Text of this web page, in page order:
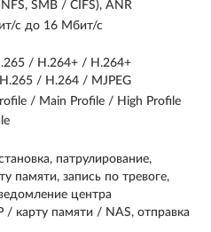
SMB / CIFS), ANR
с до 16 Мбит/с
/ H.264+ / H.264+
/ H.264 / MJPEG
/ Main Profile / High Profile
патрулирование,
памяти, запись по тревоге,
центра
/ карту памяти / NAS, отправка